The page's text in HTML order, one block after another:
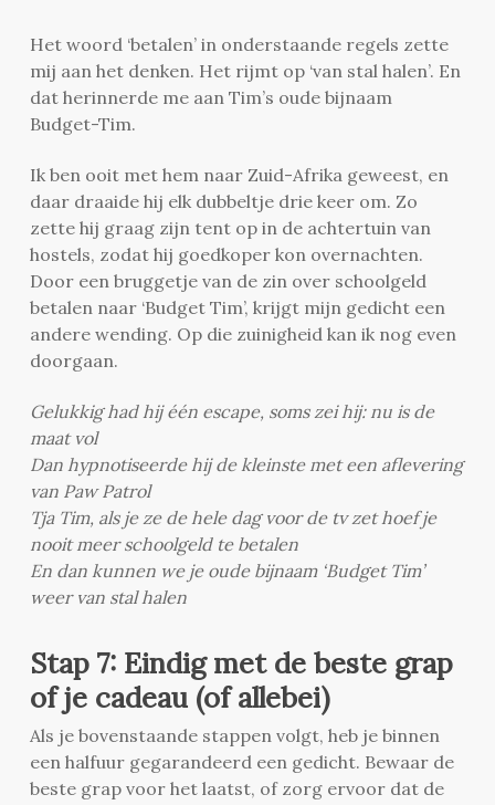
Het woord ‘betalen’ in onderstaande regels zette
mij aan het denken. Het rijmt op ‘van stal halen’. En
dat herinnerde me aan Tim’s oude bijnaam
Budget-Tim.
Ik ben ooit met hem naar Zuid-Afrika geweest, en
daar draaide hij elk dubbeltje drie keer om. Zo
zette hij graag zijn tent op in de achtertuin van
hostels, zodat hij goedkoper kon overnachten.
Door een bruggetje van de zin over schoolgeld
betalen naar ‘Budget Tim’, krijgt mijn gedicht een
andere wending. Op die zuinigheid kan ik nog even
doorgaan.
Gelukkig had hij één escape, soms zei hij: nu is de
maat vol
Dan hypnotiseerde hij de kleinste met een aflevering
van Paw Patrol
Tja Tim, als je ze de hele dag voor de tv zet hoef je
nooit meer schoolgeld te betalen
En dan kunnen we je oude bijnaam ‘Budget Tim’
weer van stal halen
Stap 7: Eindig met de beste grap
of je cadeau (of allebei)
Als je bovenstaande stappen volgt, heb je binnen
een halfuur gegarandeerd een gedicht. Bewaar de
beste grap voor het laatst, of zorg ervoor dat de